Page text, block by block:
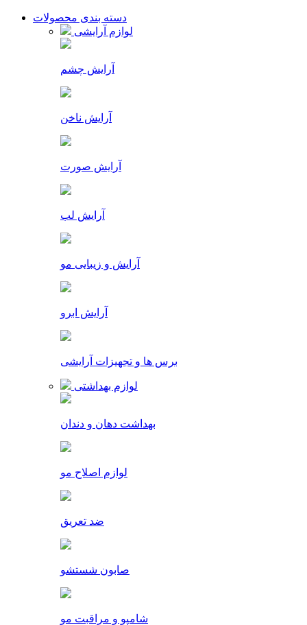
دسته بندی محصولات
لوازم آرایشی
آرایش چشم
آرایش ناخن
آرایش صورت
آرایش لب
آرایش و زیبایی مو
آرایش ابرو
برس ها و تجهیزات آرایشی
لوازم بهداشتی
بهداشت دهان و دندان
لوازم اصلاح مو
ضد تعریق
صابون شستشو
شامپو و مراقبت مو